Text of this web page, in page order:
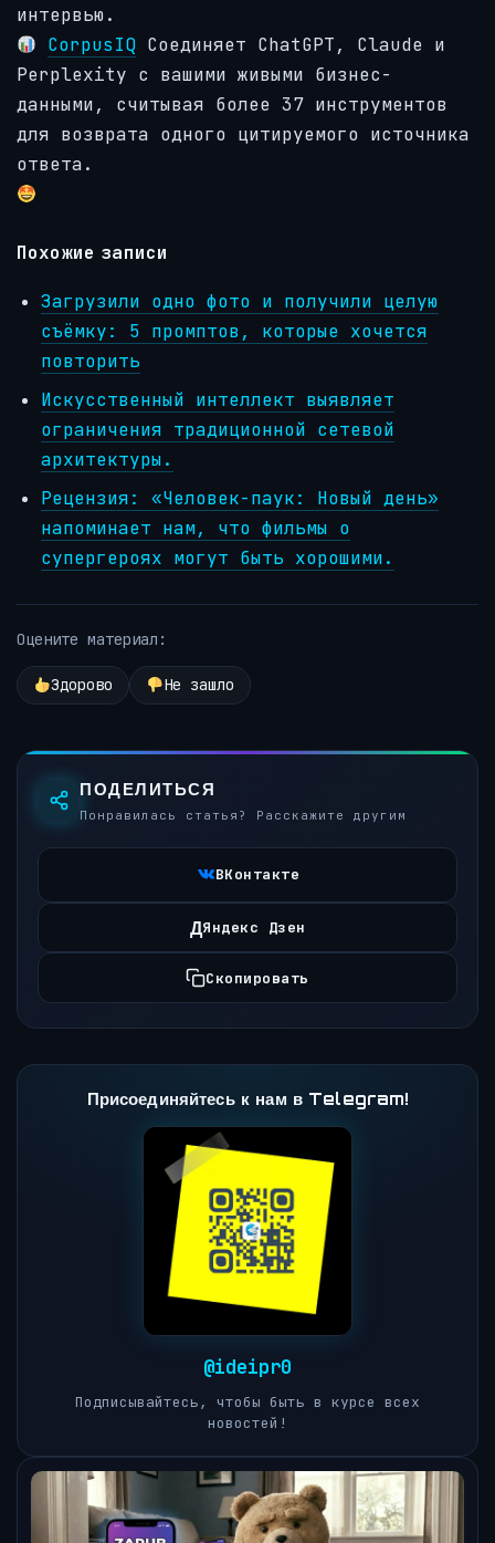
интервью.
CorpusIQ Соединяет ChatGPT, Claude и
Perplexity с вашими живыми бизнес-
данными, считывая более 37 инструментов
для возврата одного цитируемого источника
ответа.
Похожие записи
Загрузили одно фото и получили целую
съёмку: 5 промптов, которые хочется
повторить
Искусственный интеллект выявляет
ограничения традиционной сетевой
архитектуры.
Рецензия: «Человек-паук: Новый день»
напоминает нам, что фильмы о
супергероях могут быть хорошими.
Оцените материал:
Здорово Не зашло
ПОДЕЛИТЬСЯ
Понравилась статья? Расскажите другим
ВКонтакте
ДЯндекс Дзен
Скопировать
Присоединяйтесь к нам в Telegram!
@ideipr0
Подписывайтесь, чтобы быть в курсе всех
новостей!